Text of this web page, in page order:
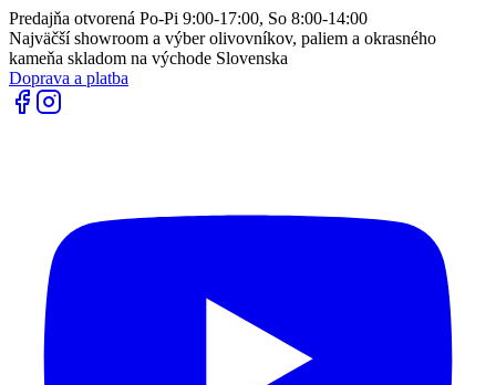
Predajňa otvorená Po-Pi 9:00-17:00, So 8:00-14:00
Najväčší showroom a výber olivovníkov, paliem a okrasného
kameňa skladom na východe Slovenska
Doprava a platba